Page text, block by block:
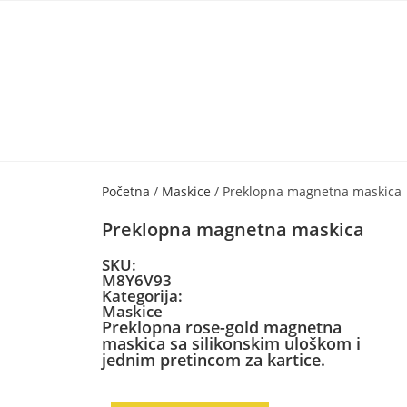
Početna / Maskice / Preklopna magnetna maskica
Preklopna magnetna maskica
SKU:
M8Y6V93
Kategorija:
Maskice
Preklopna rose-gold magnetna
maskica sa silikonskim uloškom i
jednim pretincom za kartice.